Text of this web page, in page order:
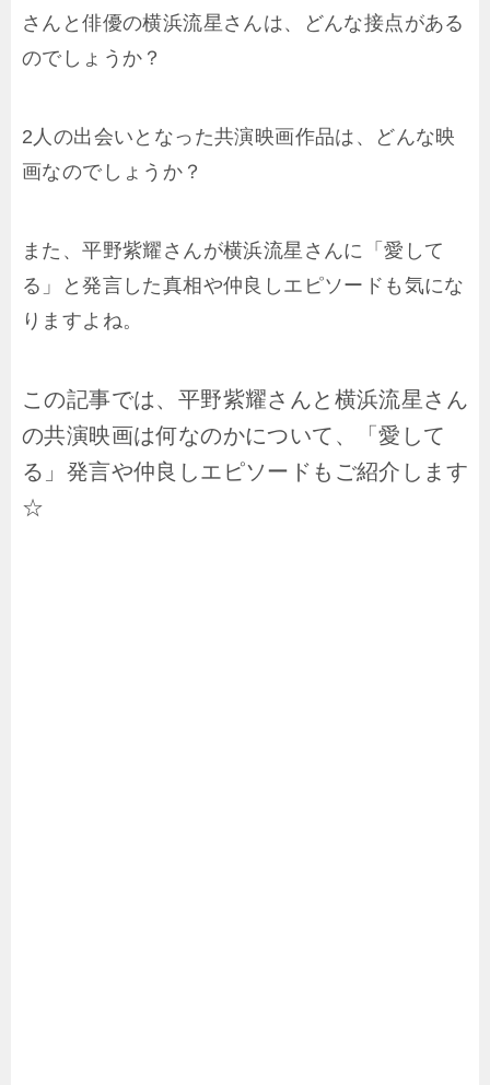
さんと俳優の横浜流星さんは、どんな接点がある
のでしょうか？
2人の出会いとなった共演映画作品は、どんな映
画なのでしょうか？
また、平野紫耀さんが横浜流星さんに「愛して
る」と発言した真相や仲良しエピソードも気にな
りますよね。
この記事では、平野紫耀さんと横浜流星さん
の共演映画は何なのかについて、「愛して
る」発言や仲良しエピソードもご紹介します
☆